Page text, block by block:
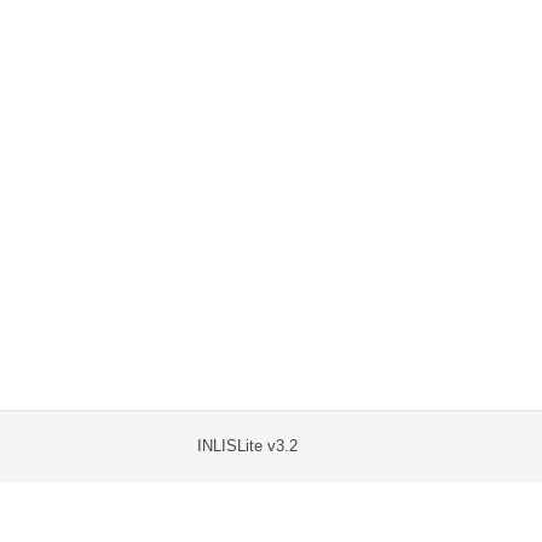
INLISLite v3.2